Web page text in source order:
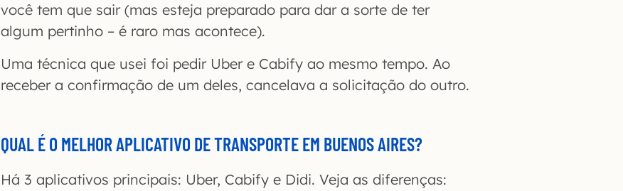
você tem que sair (mas esteja preparado para dar a sorte de ter
algum pertinho – é raro mas acontece).
Uma técnica que usei foi pedir Uber e Cabify ao mesmo tempo. Ao
receber a confirmação de um deles, cancelava a solicitação do outro.
QUAL É O MELHOR APLICATIVO DE TRANSPORTE EM BUENOS AIRES?
Há 3 aplicativos principais: Uber, Cabify e Didi. Veja as diferenças: